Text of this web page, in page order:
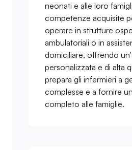
neonati e alle loro
competenze acquisite
operare in strutture
ambulatoriali o in
domiciliare, offrendo
personalizzata e di alta
prepara gli infermieri a
complesse e a fornire
completo alle famiglie.